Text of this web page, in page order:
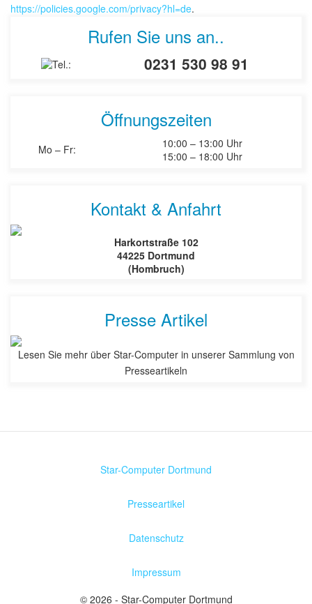
https://policies.google.com/privacy?hl=de.
Rufen Sie uns an..
0231 530 98 91
Öffnungszeiten
Mo – Fr:
10:00 – 13:00 Uhr
15:00 – 18:00 Uhr
Kontakt & Anfahrt
Harkortstraße 102
44225 Dortmund
(Hombruch)
Presse Artikel
Lesen Sie mehr über Star-Computer in unserer Sammlung von
Presseartikeln
Star-Computer Dortmund
Presseartikel
Datenschutz
Impressum
© 2026 - Star-Computer Dortmund